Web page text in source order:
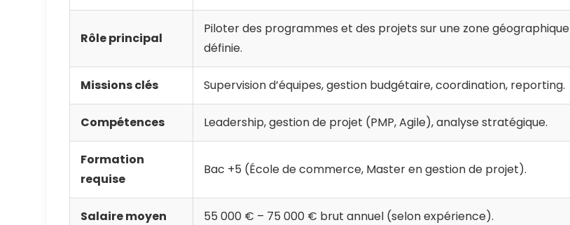
Rôle principal
Piloter des programmes et des projets sur une zone géographique
définie.
Missions clés Supervision d’équipes, gestion budgétaire, coordination, reporting.
Compétences Leadership, gestion de projet (PMP, Agile), analyse stratégique.
Formation
requise
Bac +5 (École de commerce, Master en gestion de projet).
Salaire moyen 55 000 € – 75 000 € brut annuel (selon expérience).